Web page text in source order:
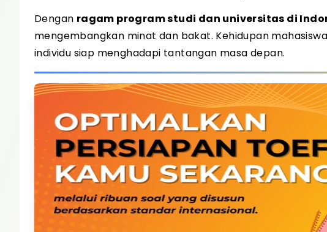
Dengan ragam program studi dan universitas di
mengembangkan minat dan bakat. Kehidupan
individu siap menghadapi tantangan masa depan.